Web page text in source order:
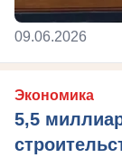
09.06.2026
Экономика
5,5